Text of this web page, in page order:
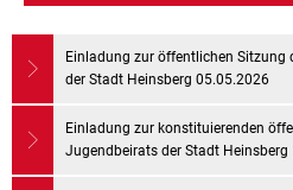
Einladung zur öffentlichen Sitzung
der Stadt Heinsberg 05.05.2026
Einladung zur konstituierenden
Jugendbeirats der Stadt Heinsberg